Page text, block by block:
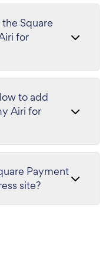
Square
for
to add
Airi for
Payment
site?